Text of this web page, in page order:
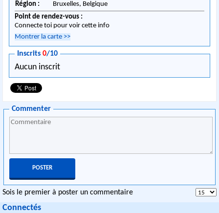
Région :
Bruxelles, Belgique
Point de rendez-vous :
Connecte toi pour voir cette info
Montrer la carte >>
Inscrits0/10
Aucun inscrit
Commenter
Sois le premier à poster un commentaire
Connectés